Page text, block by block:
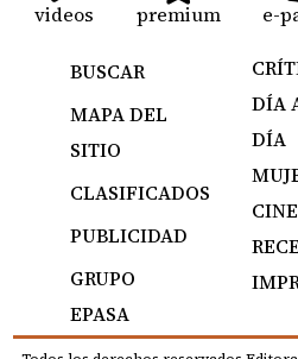
videos premium e-
BUSCAR
MAPA DEL
SITIO
CLASIFICADOS
PUBLICIDAD
GRUPO
EPASA
DÍA
DÍA
CINE